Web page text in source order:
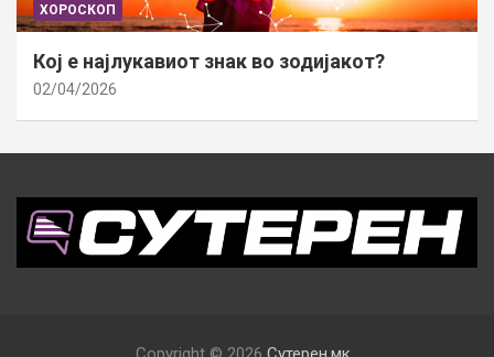
ХОРОСКОП
Кој е најлукавиот знак во зодијакот?
02/04/2026